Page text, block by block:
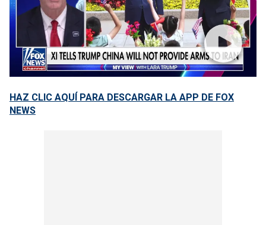
HAZ CLIC AQUÍ PARA DESCARGAR LA APP DE FOX
NEWS